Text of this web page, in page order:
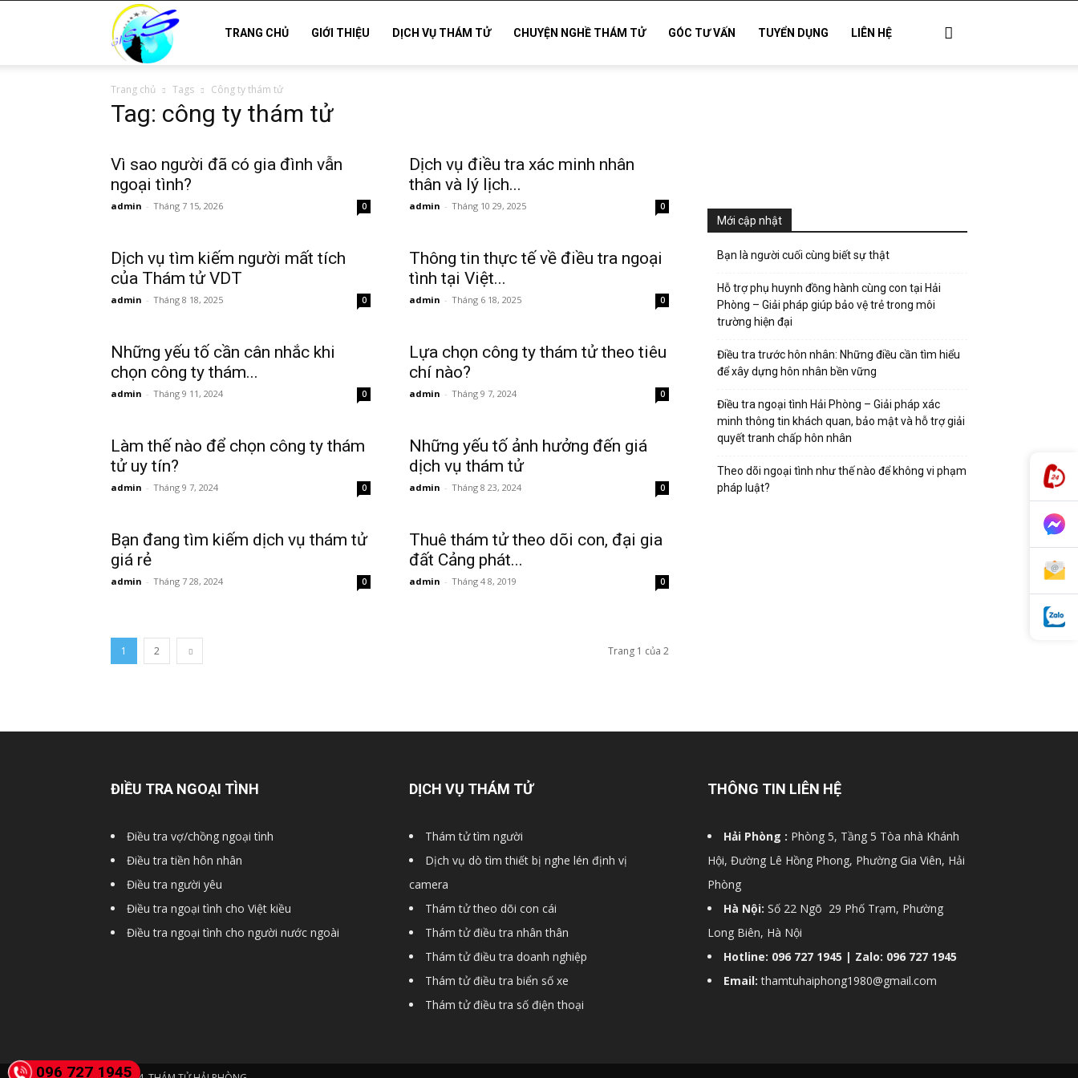
tử
Hải
Tham
tu
Phong,
thám
phòng,
tham
tu
TRANG CHỦ GIỚI THIỆU DỊCH VỤ THÁM TỬ CHUYỆN NGHỀ THÁM TỬ GÓC TƯ VẤN TUYỂN DỤNG LIÊN HỆ
Trang chủ Tags Công ty thám tử
Tag: công ty thám tử
Vì sao người đã có gia đình vẫn
ngoại tình?
admin - Tháng 7 15, 2026 0
Dịch vụ điều tra xác minh nhân
thân và lý lịch...
admin - Tháng 10 29, 2025 0
Dịch vụ tìm kiếm người mất tích
của Thám tử VDT
admin - Tháng 8 18, 2025 0
Thông tin thực tế về điều tra ngoại
tình tại Việt...
admin - Tháng 6 18, 2025 0
Những yếu tố cần cân nhắc khi
chọn công ty thám...
admin - Tháng 9 11, 2024 0
Lựa chọn công ty thám tử theo tiêu
chí nào?
admin - Tháng 9 7, 2024 0
Làm thế nào để chọn công ty thám
tử uy tín?
admin - Tháng 9 7, 2024 0
Những yếu tố ảnh hưởng đến giá
dịch vụ thám tử
admin - Tháng 8 23, 2024 0
Bạn đang tìm kiếm dịch vụ thám tử
giá rẻ
admin - Tháng 7 28, 2024 0
Thuê thám tử theo dõi con, đại gia
đất Cảng phát...
admin - Tháng 4 8, 2019 0
1 2 Trang 1 của 2
Mới cập nhật
Bạn là người cuối cùng biết sự thật
Hỗ trợ phụ huynh đồng hành cùng con tại Hải
Phòng – Giải pháp giúp bảo vệ trẻ trong môi
trường hiện đại
Điều tra trước hôn nhân: Những điều cần tìm hiểu
để xây dựng hôn nhân bền vững
Điều tra ngoại tình Hải Phòng – Giải pháp xác
minh thông tin khách quan, bảo mật và hỗ trợ giải
quyết tranh chấp hôn nhân
Theo dõi ngoại tình như thế nào để không vi phạm
pháp luật?
ĐIỀU TRA NGOẠI TÌNH
Điều tra vợ/chồng ngoại tình
Điều tra tiền hôn nhân
Điều tra người yêu
Điều tra ngoại tình cho Việt kiều
Điều tra ngoại tình cho người nước ngoài
DỊCH VỤ THÁM TỬ
Thám tử tìm người
Dịch vụ dò tìm thiết bị nghe lén định vị
camera
Thám tử theo dõi con cái
Thám tử điều tra nhân thân
Thám tử điều tra doanh nghiệp
Thám tử điều tra biển số xe
Thám tử điều tra số điện thoại
THÔNG TIN LIÊN HỆ
Hải Phòng : Phòng 5, Tầng 5 Tòa nhà Khánh
Hội, Đường Lê Hồng Phong, Phường Gia Viên, Hải
Phòng
Hà Nội: Số 22 Ngõ 29 Phố Trạm, Phường
Long Biên, Hà Nội
Hotline: 096 727 1945 | Zalo: 096 727 1945
Email: thamtuhaiphong1980@gmail.com
096 727 1945